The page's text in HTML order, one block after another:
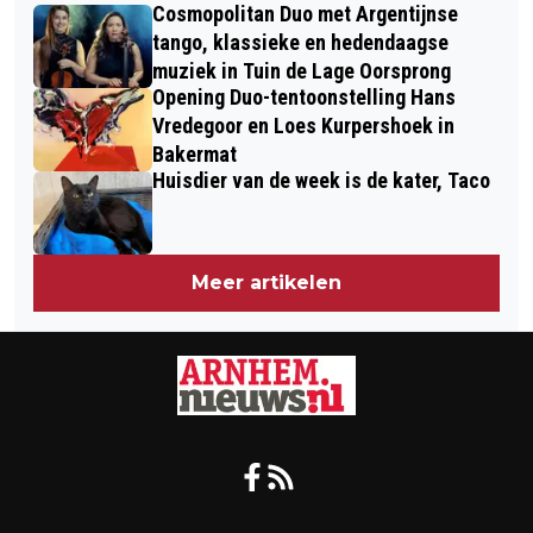
DOOR SUEZ
Cosmopolitan Duo met Argentijnse
tango, klassieke en hedendaagse
muziek in Tuin de Lage Oorsprong
Opening Duo-tentoonstelling Hans
Vredegoor en Loes Kurpershoek in
Bakermat
Huisdier van de week is de kater, Taco
Meer artikelen